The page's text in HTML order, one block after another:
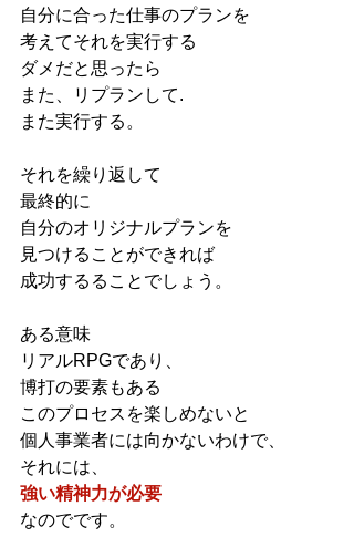
自分に合った仕事のプランを
考えてそれを実行する
ダメだと思ったら
また、リプランして.
また実行する。
それを繰り返して
最終的に
自分のオリジナルプランを
見つけることができれば
成功するることでしょう。
ある意味
リアルRPGであり、
博打の要素もある
このプロセスを楽しめないと
個人事業者には向かないわけで、
それには、
強い精神力が必要
なのでです。